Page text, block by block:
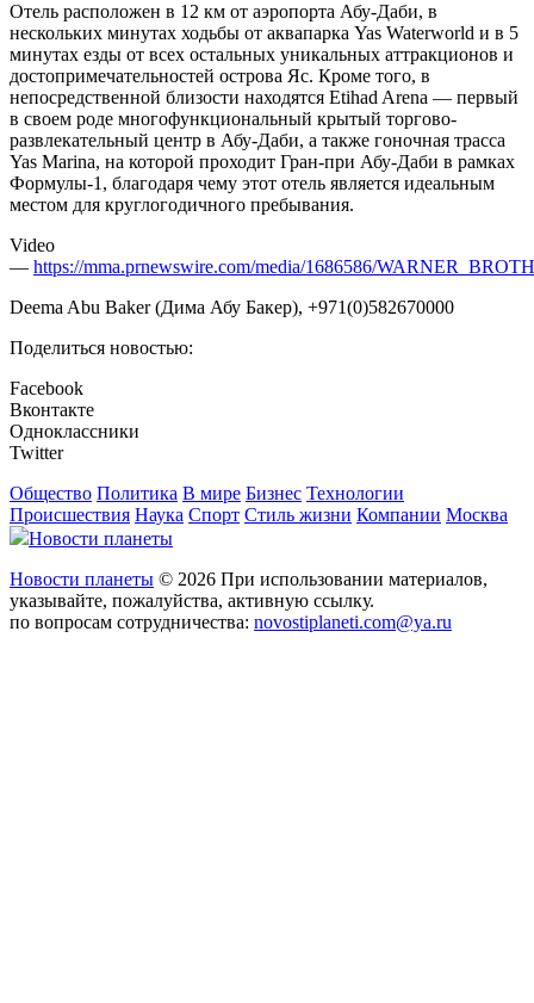
Отель расположен в 12 км от аэропорта Абу-Даби, в
нескольких минутах ходьбы от аквапарка Yas Waterworld и в 5
минутах езды от всех остальных уникальных аттракционов и
достопримечательностей острова Яс. Кроме того, в
непосредственной близости находятся Etihad Arena — первый
в своем роде многофункциональный крытый торгово-
развлекательный центр в Абу-Даби, а также гоночная трасса
Yas Marina, на которой проходит Гран-при Абу-Даби в рамках
Формулы-1, благодаря чему этот отель является идеальным
местом для круглогодичного пребывания.
Video
— https://mma.prnewswire.com/media/1686586/
Deema Abu Baker (Дима Абу Бакер), +971(0)582670000
Поделиться новостью:
Facebook
Вконтакте
Одноклассники
Twitter
Общество Политика В мире Бизнес Технологии
Происшествия Наука Спорт Стиль жизни Компании Москва
Новости планеты
Новости планеты © 2026 При использовании материалов,
указывайте, пожалуйства, активную ссылку.
по вопросам сотрудничества: novostiplaneti.com@ya.ru